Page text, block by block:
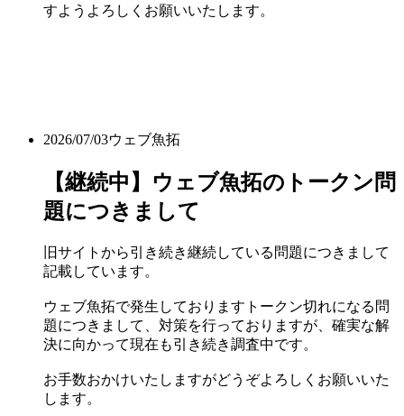
すようよろしくお願いいたします。
2026/07/03ウェブ魚拓
【継続中】ウェブ魚拓のトークン問
題につきまして
旧サイトから引き続き継続している問題につきまして
記載しています。
ウェブ魚拓で発生しておりますトークン切れになる問
題につきまして、対策を行っておりますが、確実な解
決に向かって現在も引き続き調査中です。
お手数おかけいたしますがどうぞよろしくお願いいた
します。